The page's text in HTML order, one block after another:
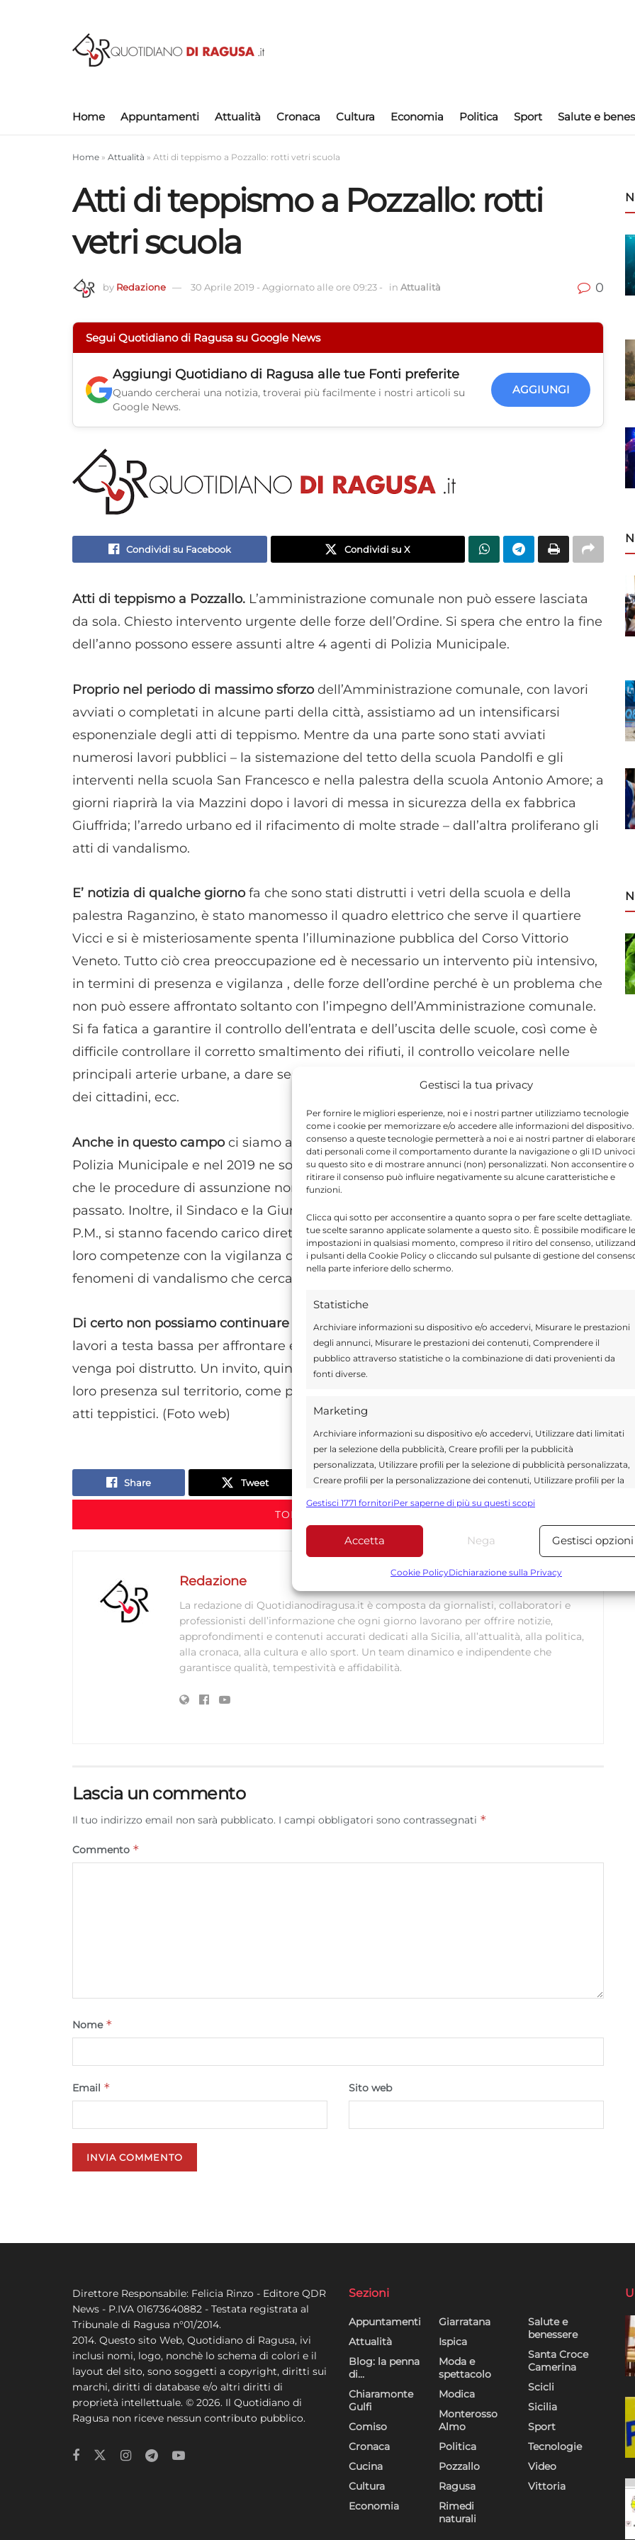
Gestisci la tua privacy
Per fornire le migliori esperienze, noi e i nostri partner utilizziamo tecnologie
come i cookie per memorizzare e/o accedere alle informazioni del
consenso a queste tecnologie permetterà a noi e ai nostri partner di
dati personali come il comportamento durante la navigazione o gli ID univoci
su questo sito e di mostrare annunci (non) personalizzati. Non acconsentire o
ritirare il consenso può influire negativamente su alcune caratteristiche e
funzioni.
Clicca qui sotto per acconsentire a quanto sopra o per fare scelte dettagliate.
tue scelte saranno applicate solamente a questo sito. È possibile modificare le
impostazioni in qualsiasi momento, compreso il ritiro del consenso,
i pulsanti della Cookie Policy o cliccando sul pulsante di gestione del
nella parte inferiore dello schermo.
Statistiche
Archiviare informazioni su dispositivo e/o accedervi, Misurare le prestazioni
degli annunci, Misurare le prestazioni dei contenuti, Comprendere il
pubblico attraverso statistiche o la combinazione di dati provenienti da
fonti diverse.
Marketing
Archiviare informazioni su dispositivo e/o accedervi, Utilizzare dati limitati
per la selezione della pubblicità, Creare profili per la pubblicità
personalizzata, Utilizzare profili per la selezione di pubblicità personalizzata,
Creare profili per la personalizzazione dei contenuti, Utilizzare profili per la
Utilizzare dati limitati per la selezione dei contenuti.
Funzionalità Sempre
Abbinare e combinare dati provenienti da altre fonti di dati,
alle informazioni trasmesse automaticamente.
Utilizzare dati di geolocalizzazione precisi, Riconoscere i
dispositivi in base a informazioni richieste attivamente.
Gestisci 1771 fornitoriPer saperne di più su questi scopi
Accetta Nega Gestisci opzioni
Cookie PolicyDichiarazione sulla Privacy
Home Appuntamenti Attualità Cronaca Cultura Economia Politica Sport Salute e
Home » Attualità » Atti di teppismo a Pozzallo: rotti vetri scuola
Atti di teppismo a Pozzallo: rotti
vetri scuola
by Redazione 30 Aprile 2019 - Aggiornato alle ore 09:23 - in Attualità 0
Segui Quotidiano di Ragusa su Google News
Aggiungi Quotidiano di Ragusa alle tue Fonti preferite
Quando cercherai una notizia, troverai più facilmente i nostri articoli su
Google News.
AGGIUNGI
Condividi su Facebook Condividi su X
Atti di teppismo a Pozzallo. L’amministrazione comunale non può essere lasciata
da sola. Chiesto intervento urgente delle forze dell’Ordine. Si spera che entro la fine
dell’anno possono essere assunti altre 4 agenti di Polizia Municipale.
Proprio nel periodo di massimo sforzodell’Amministrazione comunale, con lavori
avviati o completati in alcune parti della città, assistiamo ad un intensificarsi
esponenziale degli atti di teppismo. Mentre da una parte sono stati avviati
numerosi lavori pubblici – la sistemazione del tetto della scuola Pandolfi e gli
interventi nella scuola San Francesco e nella palestra della scuola Antonio Amore; a
giorni riaprirà la via Mazzini dopo i lavori di messa in sicurezza della ex fabbrica
Giuffrida; l’arredo urbano ed il rifacimento di molte strade – dall’altra proliferano gli
atti di vandalismo.
E’ notizia di qualche giornofa che sono stati distrutti i vetri della scuola e della
palestra Raganzino, è stato manomesso il quadro elettrico che serve il quartiere
Vicci e si è misteriosamente spenta l’illuminazione pubblica del Corso Vittorio
Veneto. Tutto ciò crea preoccupazione ed è necessario un intervento più intensivo,
in termini di presenza e vigilanza , delle forze dell’ordine perché è un problema che
non può essere affrontato soltanto con l’impegno dell’Amministrazione comunale.
Si fa fatica a garantire il controllo dell’entrata e dell’uscita delle scuole, così come è
difficile controllare il corretto smaltimento dei rifiuti, il controllo veicolare nelle
principali arterie urbane, a dare seguito alle segnalazioni di varia natura da parte
dei cittadini, ecc.
Anche in questo campoci siamo attrezzati: sono già stati assunti due agenti di
Polizia Municipale e nel 2019 ne sono state previste altre quattro unità. Ci si augura
che le procedure di assunzione non vengano rallentate così come accaduto nel
passato. Inoltre, il Sindaco e la Giunta Municipale, visto l’esiguo numero di agenti di
P.M., si stanno facendo carico direttamente anche di problemi che esulano dalle
loro competenze con la vigilanza quotidiana del territorio per cercare di prevenire i
fenomeni di vandalismo che cercano di deturpare l’immagine della città.
Di certo non possiamo continuare a permetterci che l’Amministrazione comunale
lavori a testa bassa per affrontare e risolvere i problemi e tutto quello che produce
venga poi distrutto. Un invito, quindi, alle forze dell’ordine affinchè si intensifichi la
loro presenza sul territorio, come prevenzione e deterrente per chi compie questi
atti teppistici. (Foto web)
Share Tweet Send Share
TORNA IN ATTUALITÀ
Redazione
La redazione di Quotidianodiragusa.it è composta da giornalisti, collaboratori e
professionisti dell’informazione che ogni giorno lavorano per offrire notizie,
approfondimenti e contenuti accurati dedicati alla Sicilia, all’attualità, alla politica,
alla cronaca, alla cultura e allo sport. Un team dinamico e indipendente che
garantisce qualità, tempestività e affidabilità.
Lascia un commento
Il tuo indirizzo email non sarà pubblicato. I campi obbligatori sono contrassegnati *
Commento *
Nome *
Email * Sito web
Direttore Responsabile: Felicia Rinzo - Editore QDR
News - P.IVA 01673640882 - Testata registrata al
Tribunale di Ragusa n°01/2014.
2014. Questo sito Web, Quotidiano di Ragusa, ivi
inclusi nomi, logo, nonchè lo schema di colori e il
layout del sito, sono soggetti a copyright, diritti sui
marchi, diritti di database e/o altri diritti di
proprietà intellettuale. © 2026. Il Quotidiano di
Ragusa non riceve nessun contributo pubblico.
Sezioni
Appuntamenti
Attualità
Blog: la penna
di…
Chiaramonte
Gulfi
Comiso
Cronaca
Cucina
Cultura
Economia
Giarratana
Ispica
Moda e
spettacolo
Modica
Monterosso
Almo
Politica
Pozzallo
Ragusa
Rimedi
naturali
Salute e
benessere
Santa Croce
Camerina
Scicli
Sicilia
Sport
Tecnologie
Video
Vittoria